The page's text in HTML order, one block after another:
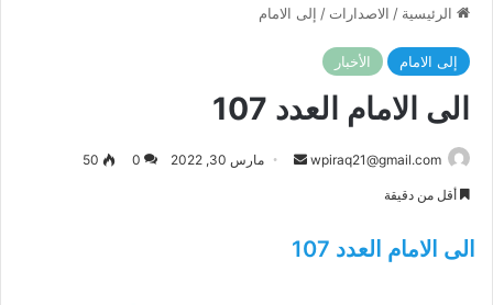
الرئيسية / الاصدارات / إلى الامام
إلى الامام الأخبار
الى الامام العدد 107
wpiraq21@gmail.com
أرسل مارس 30, 2022 0
50
أقل من دقيقة
الى الامام العدد 107